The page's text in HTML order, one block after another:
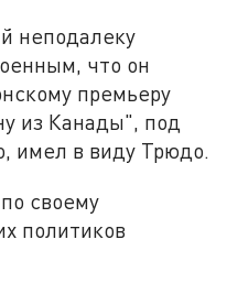
неподалеку
что он
премьеру
из Канады", под
имел в виду Трюдо.
своему
политиков